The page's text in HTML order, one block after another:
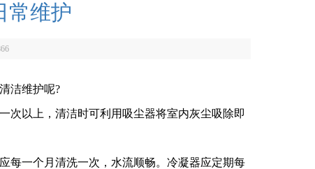
常维护
洁维护呢?
次以上，清洁时可利用吸尘器将室内灰尘吸除即
每一个月清洗一次，水流顺畅。 冷凝器应定期每